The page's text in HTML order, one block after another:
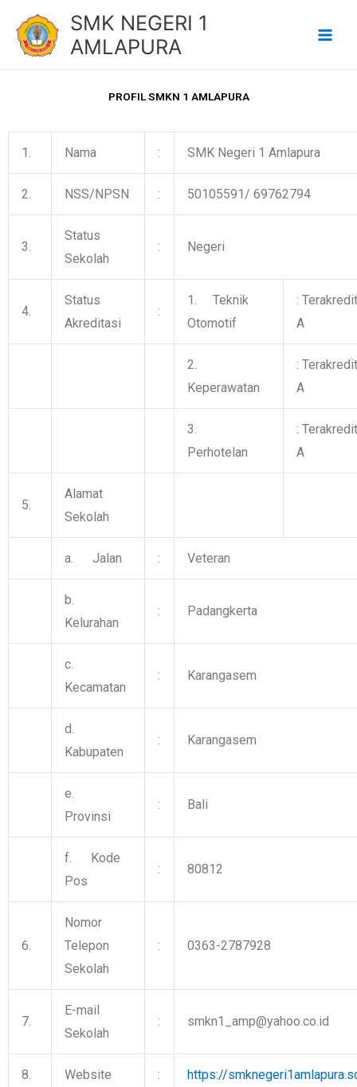
konten
SMK NEGERI 1
AMLAPURA
PROFIL SMKN 1 AMLAPURA
1. Nama : SMK Negeri 1 Amlapura
2. NSS/NPSN : 50105591/ 69762794
3.
Status
Sekolah
: Negeri
4.
Status
Akreditasi
:
1. Teknik
Otomotif
:
A
2.
Keperawatan
:
A
3.
Perhotelan
:
A
5.
Alamat
Sekolah
a. Jalan : Veteran
b.
Kelurahan
: Padangkerta
c.
Kecamatan
: Karangasem
d.
Kabupaten
: Karangasem
e.
Provinsi
: Bali
f. Kode
Pos
: 80812
6.
Nomor
Telepon
Sekolah
: 0363-2787928
7.
E-mail
Sekolah
: smkn1_amp@yahoo.co.id
8. Website : https://